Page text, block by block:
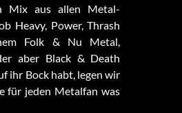
Mix aus allen Metal-
Heavy, Power, Thrash
Folk & Nu Metal,
aber Black & Death
ihr Bock habt, legen wir
für jeden Metalfan was